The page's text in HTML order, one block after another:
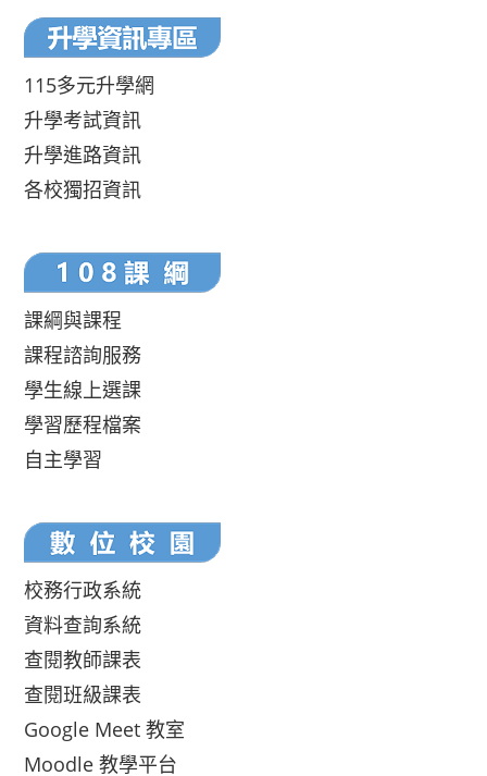
115多元升學網
升學考試資訊
升學進路資訊
各校獨招資訊
課綱與課程
課程諮詢服務
學生線上選課
學習歷程檔案
自主學習
校務行政系統
資料查詢系統
查閱教師課表
查閱班級課表
Google Meet 教室
Moodle 教學平台